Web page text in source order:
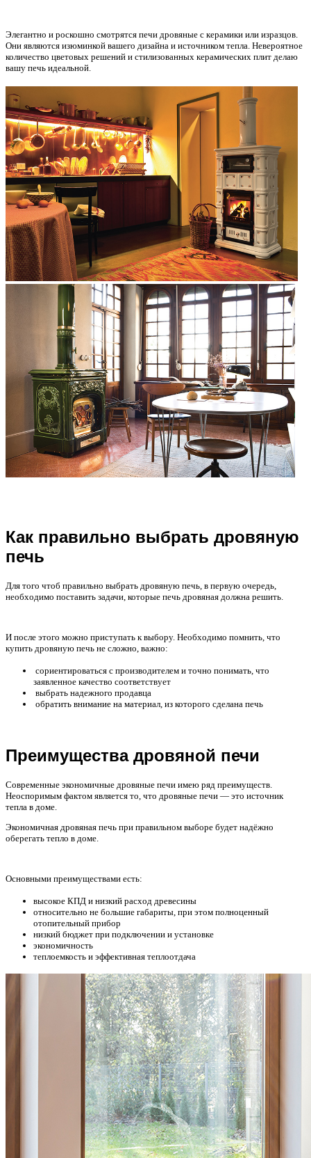
Элегантно и роскошно смотрятся печи дровяные с керамики или изразцов.
Они являются изюминкой вашего дизайна и источником тепла. Невероятное
количество цветовых решений и стилизованных керамических плит делаю
вашу печь идеальной.
Как правильно выбрать дровяную
печь
Для того чтоб правильно выбрать дровяную печь, в первую очередь,
необходимо поставить задачи, которые печь дровяная должна решить.
И после этого можно приступать к выбору. Необходимо помнить, что
купить дровяную печь не сложно, важно:
сориентироваться с производителем и точно понимать, что
заявленное качество соответствует
выбрать надежного продавца
обратить внимание на материал, из которого сделана печь
Преимущества дровяной печи
Современные экономичные дровяные печи имею ряд преимуществ.
Неоспоримым фактом является то, что дровяные печи — это источник
тепла в доме.
Экономичная дровяная печь при правильном выборе будет надёжно
оберегать тепло в доме.
Основными преимуществами есть:
высокое КПД и низкий расход древесины
относительно не большие габариты, при этом полноценный
отопительный прибор
низкий бюджет при подключении и установке
экономичность
теплоемкость и эффективная теплоотдача